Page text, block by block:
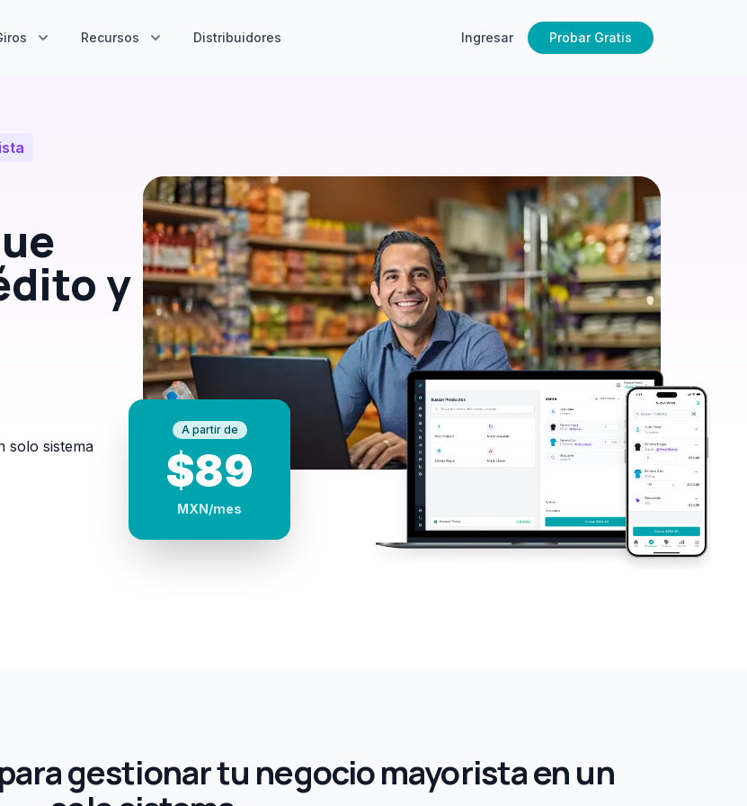
Recursos Distribuidores Ingresar Probar Gratis
y
solo sistema
A partir de
$89
MXN/mes
gestionar tu negocio mayorista en un